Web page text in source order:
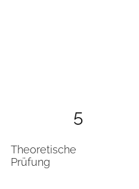
5
Theoretische
Prüfung